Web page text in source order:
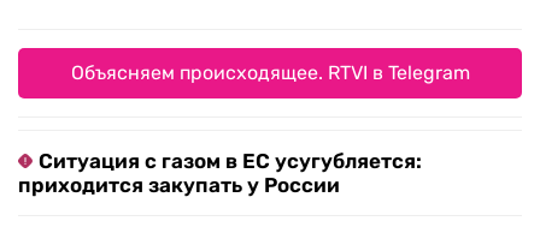
Объясняем происходящее. RTVI в Telegram
Ситуация с газом в ЕС усугубляется:
приходится закупать у России